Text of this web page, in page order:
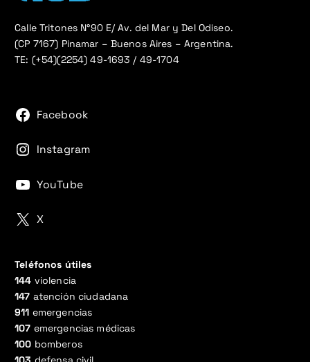
Calle Tritones N°90 E/ Av. del Mar y Del Odiseo.
(CP 7167) Pinamar – Buenos Aires – Argentina.
TE: (+54)(2254) 49-1693 / 49-1704
Facebook
Instagram
YouTube
X
Teléfonos útiles
144 violencia
147 atención ciudadana
911 emergencias
107 emergencias médicas
100 bomberos